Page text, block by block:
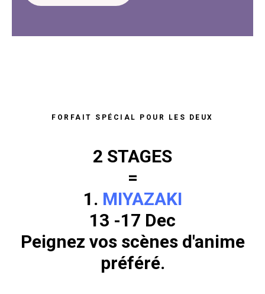
FORFAIT SPÉCIAL POUR LES DEUX
2 STAGES
=
1. MIYAZAKI
13 -17 Dec
Peignez vos scènes d'anime
préféré.